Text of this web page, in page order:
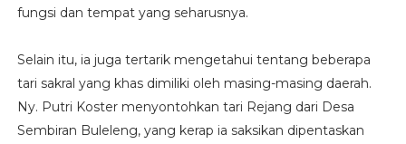
fungsi dan tempat yang seharusnya.
Selain itu, ia juga tertarik mengetahui tentang beberapa
tari sakral yang khas dimiliki oleh masing-masing daerah.
Ny. Putri Koster menyontohkan tari Rejang dari Desa
Sembiran Buleleng, yang kerap ia saksikan dipentaskan